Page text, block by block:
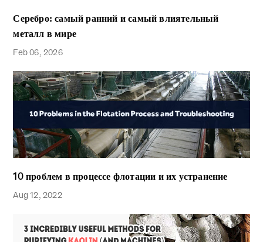
Серебро: самый ранний и самый влиятельный
металл в мире
Feb 06, 2026
10 проблем в процессе флотации и их устранение
Aug 12, 2022